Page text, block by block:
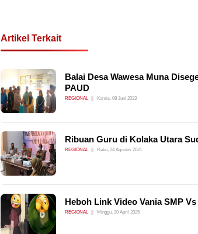
Artikel Terkait
Balai Desa Wawesa Muna
PAUD
REGIONAL Kamis, 08 Juni 2023
Ribuan Guru di Kolaka Utara
REGIONAL Rabu, 04 Agustus 2021
Heboh Link Video Vania SMP
REGIONAL Minggu, 20 April 2025